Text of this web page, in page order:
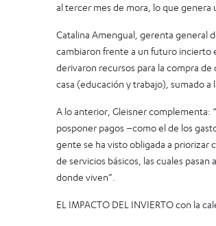
al tercer mes de mora, lo que genera
Catalina Amengual, gerenta general
cambiaron frente a un futuro incierto
derivaron recursos para la compra
casa (educación y trabajo), sumado a
A lo anterior, Gleisner complementa:
posponer pagos –como el de los
gente se ha visto obligada a priorizar
de servicios básicos, las cuales
donde viven”.
EL IMPACTO DEL INVIERTO con la